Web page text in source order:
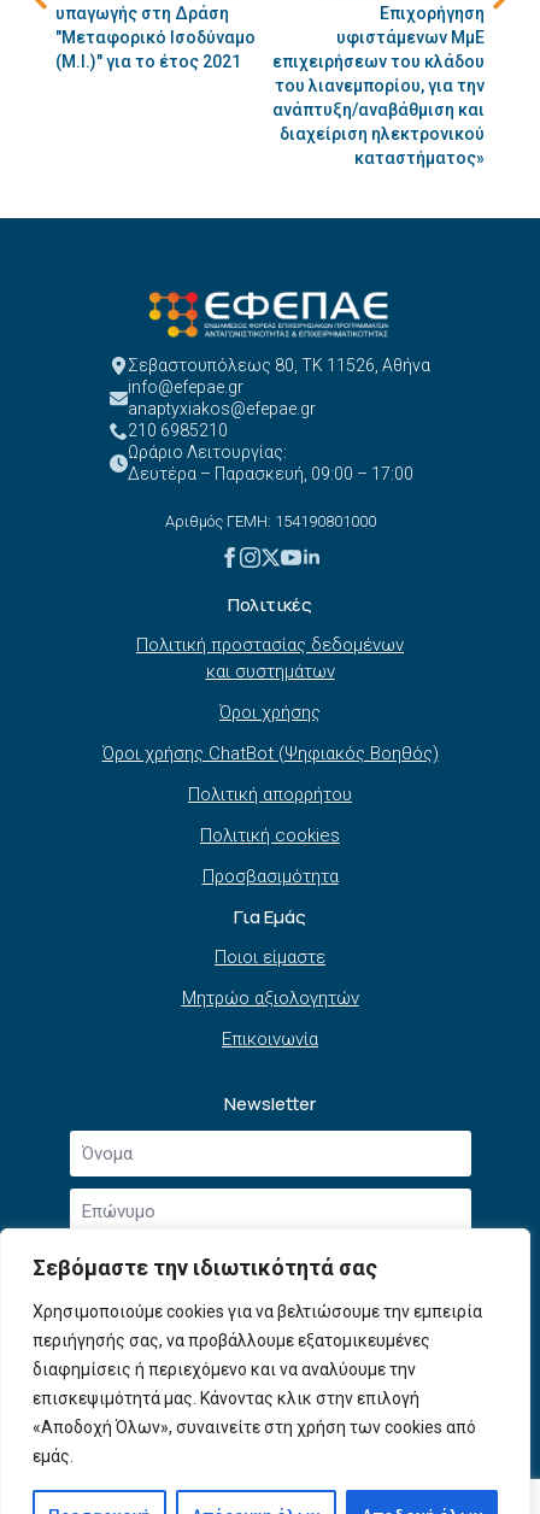
Σεβόμαστε την ιδιωτικότητά σας
Χρησιμοποιούμε cookies για να βελτιώσουμε την εμπειρία
περιήγησής σας, να προβάλλουμε εξατομικευμένες
διαφημίσεις ή περιεχόμενο και να αναλύουμε την
επισκεψιμότητά μας. Κάνοντας κλικ στην επιλογή
«Αποδοχή Όλων», συναινείτε στη χρήση των cookies από
εμάς.
υπαγωγής στη Δράση
"Μεταφορικό Ισοδύναμο
(Μ.Ι.)" για το έτος 2021
Επιχορήγηση
υφιστάμενων ΜμΕ
επιχειρήσεων του κλάδου
του λιανεμπορίου, για την
ανάπτυξη/αναβάθμιση και
διαχείριση ηλεκτρονικού
καταστήματος»
Σεβαστουπόλεως 80, ΤΚ 11526, Αθήνα
info@efepae.gr
anaptyxiakos@efepae.gr
210 6985210
Ωράριο Λειτουργίας:
Δευτέρα – Παρασκευή, 09:00 – 17:00
Αριθμός ΓΕΜΗ: 154190801000
Πολιτικές
Πολιτική προστασίας δεδομένων
και συστημάτων
Όροι χρήσης
Όροι χρήσης ChatBot (Ψηφιακός Βοηθός)
Πολιτική απορρήτου
Πολιτική cookies
Προσβασιμότητα
Για Εμάς
Ποιοι είμαστε
Μητρώο αξιολογητών
Επικοινωνία
Newsletter
Όνομα
Επώνυμο
Email
*
Αποδοχή
όρων
χρήσης
*
Συμφωνώ με την Πολιτική Απορρήτουκαι τους
Όρους Χρήσης.
Εγγραφή
© 2026 ΕΦΕΠΑΕ. All Rights Reserved